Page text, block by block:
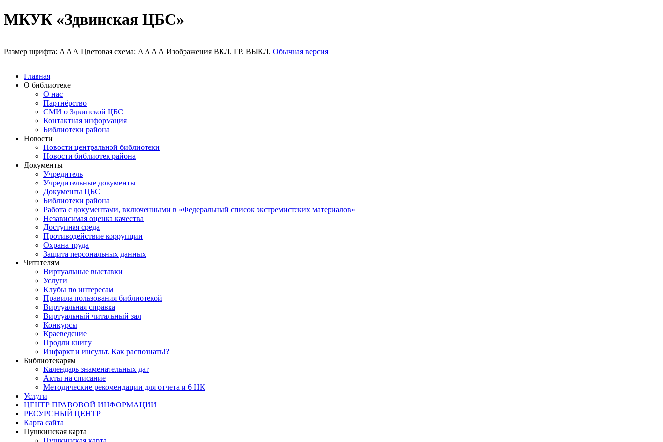
МКУК «Здвинская ЦБС»
Размер шрифта: A A A Цветовая схема: A A A A Изображения ВКЛ. ГР. ВЫКЛ. Обычная версия
Главная
О библиотеке
О нас
Партнёрство
СМИ о Здвинской ЦБС
Контактная информация
Библиотеки района
Новости
Новости центральной библиотеки
Новости библиотек района
Документы
Учредитель
Учредительные документы
Документы ЦБС
Библиотеки района
Работа с документами, включенными в «Федеральный список экстремистских материалов»
Независимая оценка качества
Доступная среда
Противодействие коррупции
Охрана труда
Защита персональных данных
Читателям
Виртуальные выставки
Услуги
Клубы по интересам
Правила пользования библиотекой
Виртуальная справка
Виртуальный читальный зал
Конкурсы
Краеведение
Продли книгу
Инфаркт и инсульт. Как распознать!?
Библиотекарям
Календарь знаменательных дат
Акты на списание
Методические рекомендации для отчета и 6 НК
Услуги
ЦЕНТР ПРАВОВОЙ ИНФОРМАЦИИ
РЕСУРСНЫЙ ЦЕНТР
Карта сайта
Пушкинская карта
Пушкинская карта